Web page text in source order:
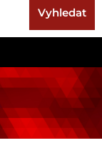
Vyhledat